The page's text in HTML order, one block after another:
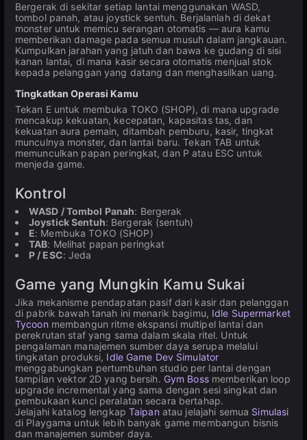
Bergerak di sekitar setiap lantai menggunakan WASD,
tombol panah, atau joystick sentuh. Berjalanlah di dekat
monster untuk memicu serangan otomatis — aura kamu
memberikan damage pada semua musuh dalam jangkauan.
Kumpulkan jarahan yang jatuh dan bawa ke gudang di sisi
kanan lantai, di mana kasir secara otomatis menjual stok
kepada pelanggan yang datang dan menghasilkan uang.
Tingkatkan Operasi Kamu
Tekan E untuk membuka TOKO (SHOP), di mana upgrade
mencakup kekuatan, kecepatan, kapasitas tas, dan
kekuatan aura pemain, ditambah pemburu, kasir, tingkat
munculnya monster, dan lantai baru. Tekan TAB untuk
memunculkan papan peringkat, dan P atau ESC untuk
menjeda game.
Kontrol
WASD / Tombol Panah: Bergerak
Joystick Sentuh: Bergerak (sentuh)
E: Membuka TOKO (SHOP)
TAB: Melihat papan peringkat
P / ESC: Jeda
Game yang Mungkin Kamu Sukai
Jika mekanisme pendapatan pasif dari kasir dan pelanggan
di pabrik bawah tanah ini menarik bagimu, Idle Supermarket
Tycoon membangun ritme ekspansi multipel lantai dan
perekrutan staf yang sama dalam skala ritel. Untuk
pengalaman manajemen sumber daya serupa melalui
tingkatan produksi, Idle Game Dev Simulator
menggabungkan pertumbuhan studio per lantai dengan
tampilan vektor 2D yang bersih. Gym Bossmemberikan loop
upgrade incremental yang sama dengan sesi singkat dan
pembukaan kunci peralatan secara bertahap.
Jelajahi katalog lengkap Taipan atau jelajahi semua Simulasi
di Playgama untuk lebih banyak game membangun bisnis
dan manajemen sumber daya.